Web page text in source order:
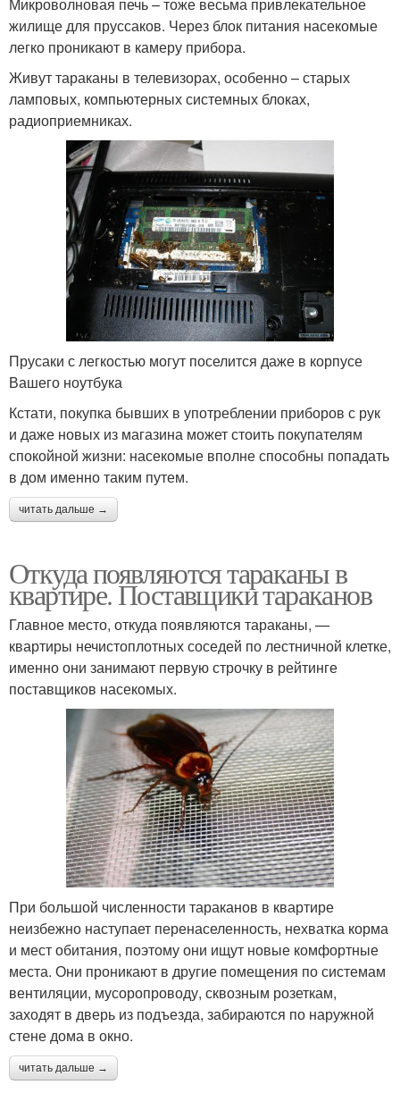
жилище для пруссаков. Через блок питания насекомые
легко проникают в камеру прибора.
Живут тараканы в телевизорах, особенно – старых
ламповых, компьютерных системных блоках,
радиоприемниках.
Прусаки с легкостью могут поселится даже в корпусе
Вашего ноутбука
Кстати, покупка бывших в употреблении приборов с рук
и даже новых из магазина может стоить покупателям
спокойной жизни: насекомые вполне способны попадать
в дом именно таким путем.
читать дальше →
Откуда появляются тараканы в
квартире. Поставщики тараканов
Главное место, откуда появляются тараканы, —
квартиры нечистоплотных соседей по лестничной клетке,
именно они занимают первую строчку в рейтинге
поставщиков насекомых.
При большой численности тараканов в квартире
неизбежно наступает перенаселенность, нехватка корма
и мест обитания, поэтому они ищут новые комфортные
места. Они проникают в другие помещения по системам
вентиляции, мусоропроводу, сквозным розеткам,
заходят в дверь из подъезда, забираются по наружной
стене дома в окно.
читать дальше →